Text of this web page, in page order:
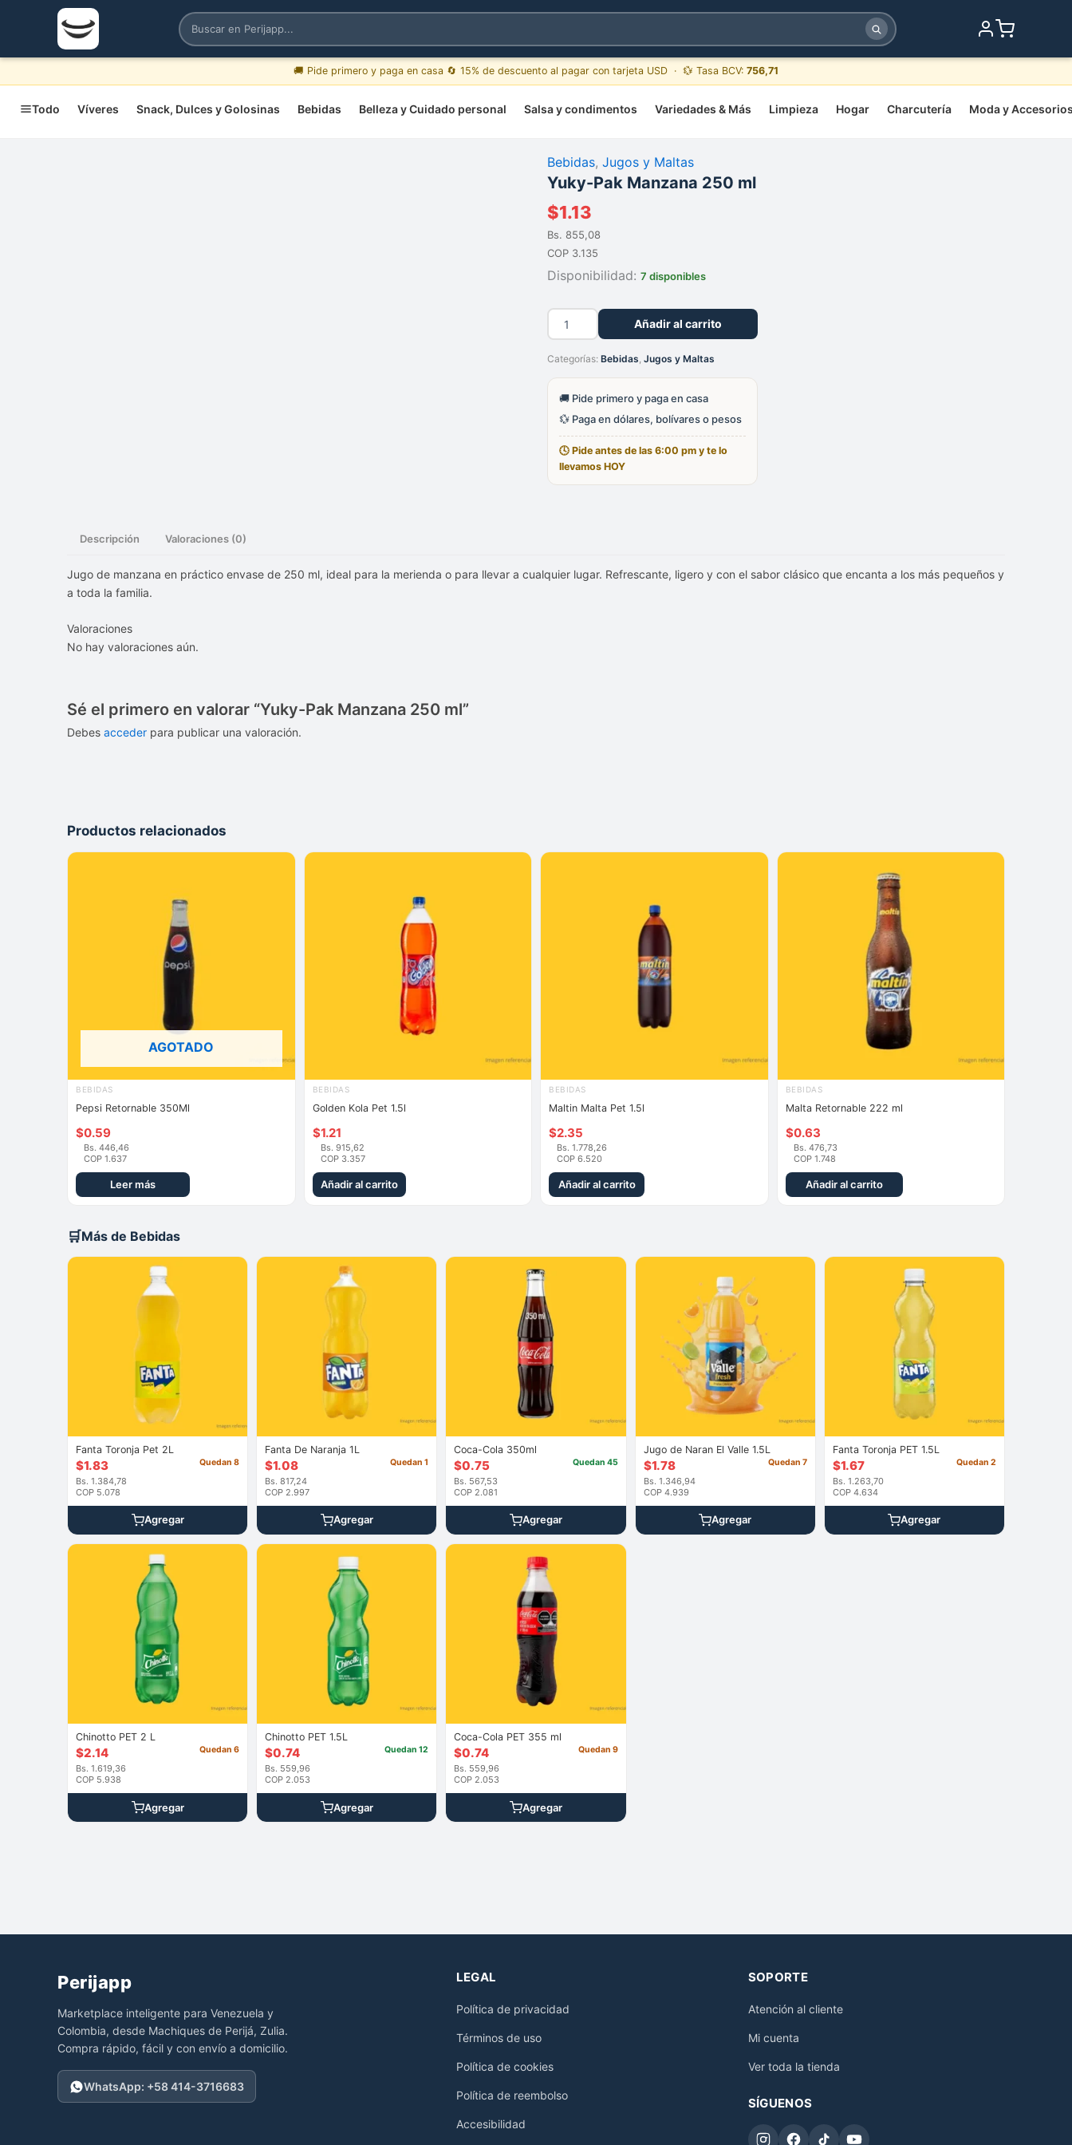
🚚 Pide primero y paga en casa 🔄 15% de descuento al pagar con tarjeta USD · 💱 Tasa BCV: 756,71
Todo Víveres Snack, Dulces y Golosinas Bebidas Belleza y Cuidado personal Salsa y condimentos Variedades & Más Limpieza Hogar Charcutería Moda y
Bebidas, Jugos y Maltas
Yuky-Pak Manzana 250 ml
$1.13
Bs. 855,08
COP 3.135
Disponibilidad: 7 disponibles
Yuky-
250
ml
cantidad
Añadir al carrito
Categorías: Bebidas, Jugos y Maltas
🚚 Pide primero y paga en casa
💱 Paga en dólares, bolívares o pesos
🕓 Pide antes de las 6:00 pm y te lo
llevamos HOY
Descripción Valoraciones (0)
Jugo de manzana en práctico envase de 250 ml, ideal para la merienda o para llevar a cualquier lugar. Refrescante, ligero y con el sabor clásico que encanta a los más pequeños y
a toda la familia.
Valoraciones
No hay valoraciones aún.
Sé el primero en valorar “Yuky-Pak Manzana 250 ml”
Debes acceder para publicar una valoración.
Productos relacionados
AGOTADO
BEBIDAS
Pepsi Retornable 350Ml
$0.59
Bs. 446,46
COP 1.637
Leer más
BEBIDAS
Golden Kola Pet 1.5l
$1.21
Bs. 915,62
COP 3.357
Añadir al carrito
BEBIDAS
Maltin Malta Pet 1.5l
$2.35
Bs. 1.778,26
COP 6.520
Añadir al carrito
BEBIDAS
Malta Retornable 222 ml
$0.63
Bs. 476,73
COP 1.748
Añadir al carrito
🛒Más de Bebidas
Fanta Toronja Pet 2L
$1.83
Bs. 1.384,78
COP 5.078
Quedan 8
Agregar
Fanta De Naranja 1L
$1.08
Bs. 817,24
COP 2.997
Quedan 1
Agregar
Coca-Cola 350ml
$0.75
Bs. 567,53
COP 2.081
Quedan 45
Agregar
Jugo de Naran El Valle 1.5L
$1.78
Bs. 1.346,94
COP 4.939
Quedan 7
Agregar
Fanta Toronja PET 1.5L
$1.67
Bs. 1.263,70
COP 4.634
Quedan 2
Agregar
Chinotto PET 2 L
$2.14
Bs. 1.619,36
COP 5.938
Quedan 6
Agregar
Chinotto PET 1.5L
$0.74
Bs. 559,96
COP 2.053
Quedan 12
Agregar
Coca-Cola PET 355 ml
$0.74
Bs. 559,96
COP 2.053
Quedan 9
Agregar
Perijapp
Marketplace inteligente para Venezuela y
Colombia, desde Machiques de Perijá, Zulia.
Compra rápido, fácil y con envío a domicilio.
WhatsApp: +58 414-3716683
LEGAL
Política de privacidad
Términos de uso
Política de cookies
Política de reembolso
Accesibilidad
SOPORTE
Atención al cliente
Mi cuenta
Ver toda la tienda
SÍGUENOS